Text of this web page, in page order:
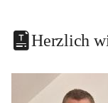
Herzlich